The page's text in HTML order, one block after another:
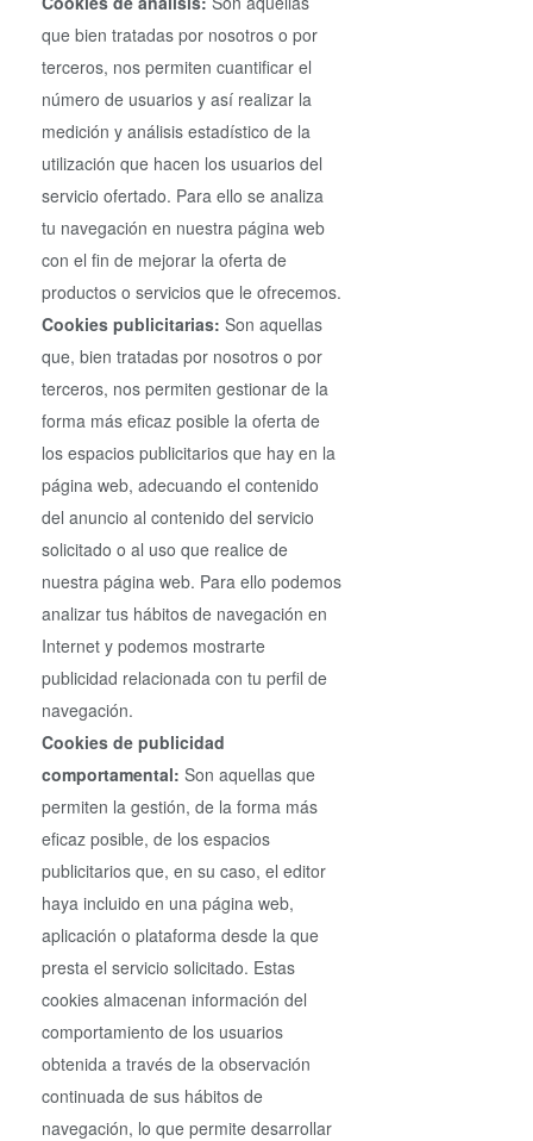
que bien tratadas por nosotros o por
terceros, nos permiten cuantificar el
número de usuarios y así realizar la
medición y análisis estadístico de la
utilización que hacen los usuarios del
servicio ofertado. Para ello se analiza
tu navegación en nuestra página web
con el fin de mejorar la oferta de
productos o servicios que le ofrecemos.
Cookies publicitarias: Son aquellas
que, bien tratadas por nosotros o por
terceros, nos permiten gestionar de la
forma más eficaz posible la oferta de
los espacios publicitarios que hay en la
página web, adecuando el contenido
del anuncio al contenido del servicio
solicitado o al uso que realice de
nuestra página web. Para ello podemos
analizar tus hábitos de navegación en
Internet y podemos mostrarte
publicidad relacionada con tu perfil de
navegación.
Cookies de publicidad
comportamental: Son aquellas que
permiten la gestión, de la forma más
eficaz posible, de los espacios
publicitarios que, en su caso, el editor
haya incluido en una página web,
aplicación o plataforma desde la que
presta el servicio solicitado. Estas
cookies almacenan información del
comportamiento de los usuarios
obtenida a través de la observación
continuada de sus hábitos de
navegación, lo que permite desarrollar